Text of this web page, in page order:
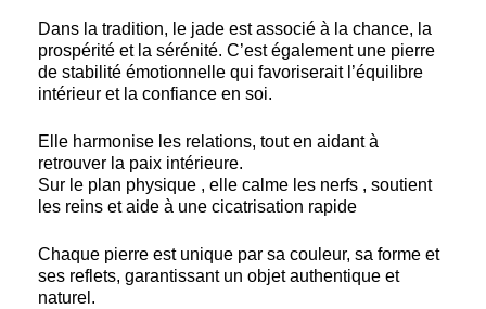
Dans la tradition, le jade est associé à la chance, la
prospérité et la sérénité. C’est également une pierre
de stabilité émotionnelle qui favoriserait l’équilibre
intérieur et la confiance en soi.
Elle harmonise les relations, tout en aidant à
retrouver la paix intérieure.
Sur le plan physique , elle calme les nerfs , soutient
les reins et aide à une cicatrisation rapide
Chaque pierre est unique par sa couleur, sa forme et
ses reflets, garantissant un objet authentique et
naturel.